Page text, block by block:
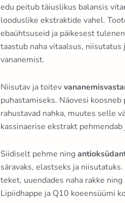
edu peitub täiuslikus balansis
looduslike ekstraktide vahel.
ebaühtsuseid ja päikesest
taastub naha vitaalsus, niisutatus
vananemist.
Niisutav ja toitev
puhastamiseks. Näovesi
rahustavad nahka, muutes selle
kassinaerise ekstrakt pehmendab
Siidiselt pehme ning
säravaks, elastseks ja
teket, uuendades naha rakke
Lipiidhappe ja Q10 koeensüümi